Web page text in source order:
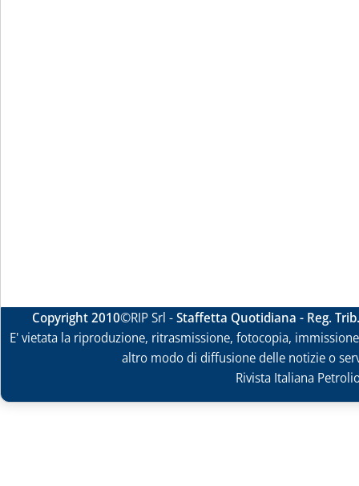
Copyright 2010©RIP Srl -Staffetta Quotidiana - Reg.
E' vietata la riproduzione, ritrasmissione, fotocopia,
altro modo di diffusione delle notizie o
Rivista Italiana